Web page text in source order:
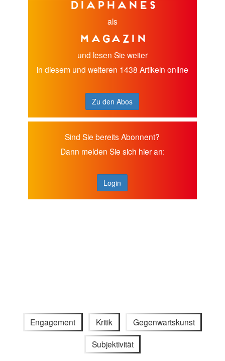
diaphanes
als
Magazin
und lesen Sie weiter
in diesem und weiteren 1438 Artikeln online
Zu den Abos
Sind Sie bereits Abonnent?
Dann melden Sie sich hier an:
Login
Engagement Kritik Gegenwartskunst
Subjektivität